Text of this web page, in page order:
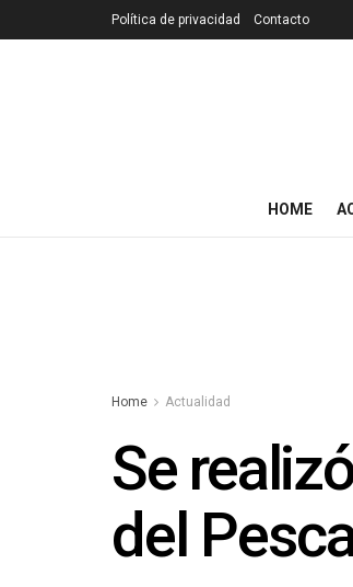
Política de privacidad Contacto
HOME
Home Actualidad
Se
del